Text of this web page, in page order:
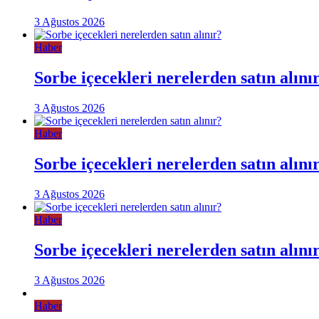
3 Ağustos 2026
Haber
Sorbe içecekleri nerelerden satın
3 Ağustos 2026
Haber
Sorbe içecekleri nerelerden satın
3 Ağustos 2026
Haber
Sorbe içecekleri nerelerden satın
3 Ağustos 2026
Haber